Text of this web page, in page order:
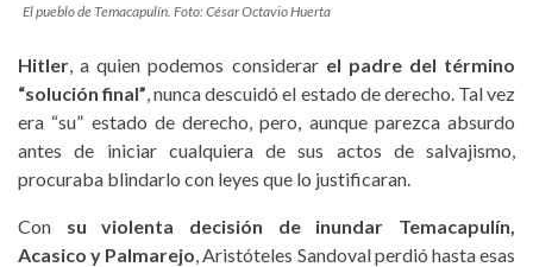
El pueblo de Temacapulín. Foto: César Octavio Huerta
Hitler , a quien podemos considerar el padre del término
“solución final” , nunca descuidó el estado de derecho. Tal vez
era “su” estado de derecho, pero, aunque parezca absurdo
antes de iniciar cualquiera de sus actos de salvajismo,
procuraba blindarlo con leyes que lo justificaran.
Con su violenta decisión de inundar Temacapulín,
Acasico y Palmarejo , Aristóteles Sandoval perdió hasta esas